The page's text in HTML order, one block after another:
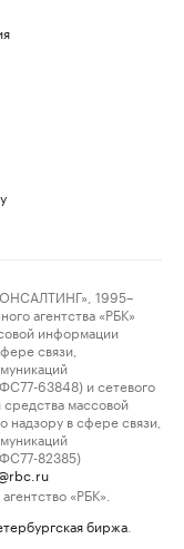
1995–
агентства «РБК»
информации
связи,
63848) и сетевого
средства массовой
в сфере связи,
82385)
«РБК».
биржа